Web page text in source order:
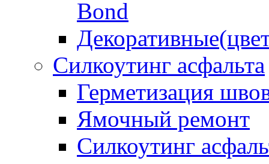
Bond
Силкоутинг асфальта
Герметизация
Ямочный ремонт
Силкоутинг